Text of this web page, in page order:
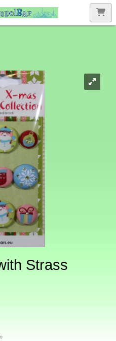
Strass